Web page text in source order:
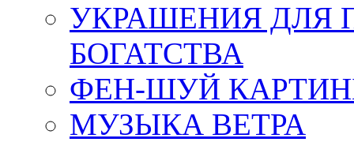
УКРАШЕНИЯ ДЛЯ
БОГАТСТВА
ФЕН-ШУЙ
МУЗЫКА ВЕТРА